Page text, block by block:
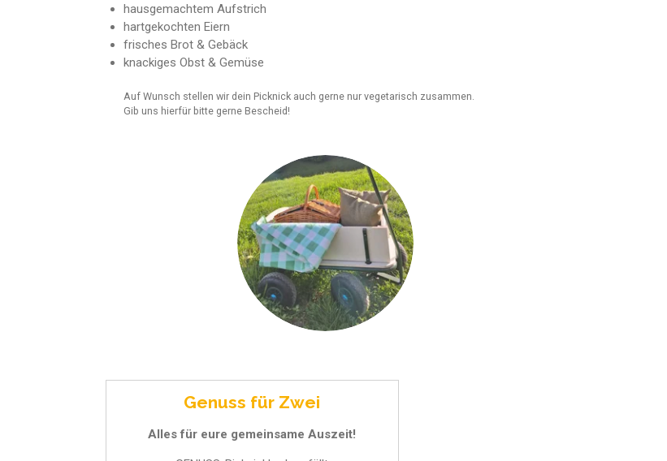
hausgemachtem Aufstrich
hartgekochten Eiern
frisches Brot & Gebäck
knackiges Obst & Gemüse
Auf Wunsch stellen wir dein Picknick auch gerne nur vegetarisch zusammen.
Gib uns hierfür bitte gerne Bescheid!
Genuss für Zwei
Alles für eure gemeinsame Auszeit!